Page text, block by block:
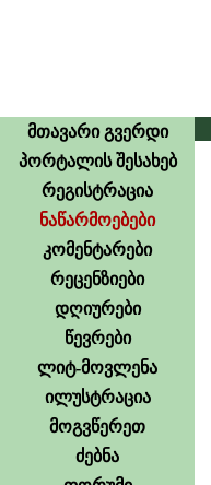
მთავარი გვერდი
პორტალის შესახებ
რეგისტრაცია
ნაწარმოებები
კომენტარები
რეცენზიები
დღიურები
წევრები
ლიტ-მოვლენა
ილუსტრაცია
მოგვწერეთ
ძებნა